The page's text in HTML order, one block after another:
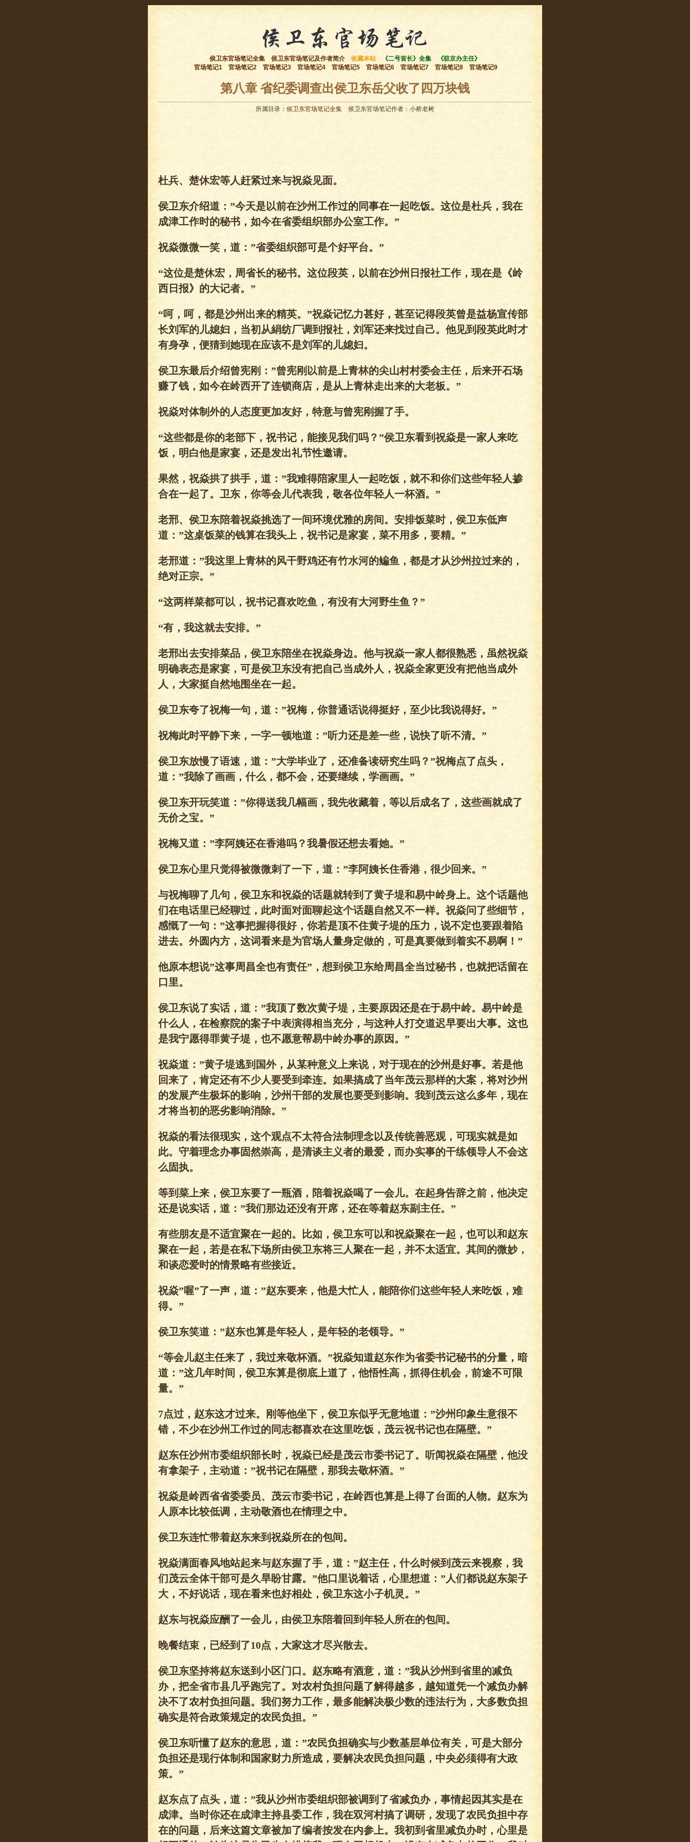
侯卫东官场笔记全集 侯卫东官场笔记及作者简介 收藏本站 《二号首长》全集
《驻京办主任》
官场笔记1
官场笔记2 官场笔记3 官场笔记4 官场笔记5 官场笔记6 官场笔记7 官场笔记8 官场笔记9
第八章 省纪委调查出侯卫东岳父收了四万块钱
所属目录： 侯卫东官场笔记全集 侯卫东官场笔记作者：小桥老树
杜兵、楚休宏等人赶紧过来与祝焱见面。
侯卫东介绍道：”今天是以前在沙州工作过的同事在一起吃饭。这位是杜兵，我在
成津工作时的秘书，如今在省委组织部办公室工作。”
祝焱微微一笑，道：”省委组织部可是个好平台。”
“这位是楚休宏，周省长的秘书。这位段英，以前在沙州日报社工作，现在是《岭
西日报》的大记者。”
“呵，呵，都是沙州出来的精英。”祝焱记忆力甚好，甚至记得段英曾是益杨宣传部
长刘军的儿媳妇，当初从絹纺厂调到报社，刘军还来找过自己。他见到段英此时才
有身孕，便猜到她现在应该不是刘军的儿媳妇。
侯卫东最后介绍曾宪刚：”曾宪刚以前是上青林的尖山村村委会主任，后来开石场
赚了钱，如今在岭西开了连锁商店，是从上青林走出来的大老板。”
祝焱对体制外的人态度更加友好，特意与曾宪刚握了手。
“这些都是你的老部下，祝书记，能接见我们吗？”侯卫东看到祝焱是一家人来吃
饭，明白他是家宴，还是发出礼节性邀请。
果然，祝焱拱了拱手，道：”我难得陪家里人一起吃饭，就不和你们这些年轻人掺
合在一起了。卫东，你等会儿代表我，敬各位年轻人一杯酒。”
老邢、侯卫东陪着祝焱挑选了一间环境优雅的房间。安排饭菜时，侯卫东低声
道：”这桌饭菜的钱算在我头上，祝书记是家宴，菜不用多，要精。”
老邢道：”我这里上青林的风干野鸡还有竹水河的鳊鱼，都是才从沙州拉过来的，
绝对正宗。”
“这两样菜都可以，祝书记喜欢吃鱼，有没有大河野生鱼？”
“有，我这就去安排。”
老邢出去安排菜品，侯卫东陪坐在祝焱身边。他与祝焱一家人都很熟悉，虽然祝焱
明确表态是家宴，可是侯卫东没有把自己当成外人，祝焱全家更没有把他当成外
人，大家挺自然地围坐在一起。
侯卫东夸了祝梅一句，道：”祝梅，你普通话说得挺好，至少比我说得好。”
祝梅此时平静下来，一字一顿地道：”听力还是差一些，说快了听不清。”
侯卫东放慢了语速，道：”大学毕业了，还准备读研究生吗？”祝梅点了点头，
道：”我除了画画，什么，都不会，还要继续，学画画。”
侯卫东开玩笑道：”你得送我几幅画，我先收藏着，等以后成名了，这些画就成了
无价之宝。”
祝梅又道：”李阿姨还在香港吗？我暑假还想去看她。”
侯卫东心里只觉得被微微刺了一下，道：”李阿姨长住香港，很少回来。”
与祝梅聊了几句，侯卫东和祝焱的话题就转到了黄子堤和易中岭身上。这个话题他
们在电话里已经聊过，此时面对面聊起这个话题自然又不一样。祝焱问了些细节，
感慨了一句：”这事把握得很好，你若是顶不住黄子堤的压力，说不定也要跟着陷
进去。外圆内方，这词看来是为官场人量身定做的，可是真要做到着实不易啊！”
他原本想说”这事周昌全也有责任”，想到侯卫东给周昌全当过秘书，也就把话留在
口里。
侯卫东说了实话，道：”我顶了数次黄子堤，主要原因还是在于易中岭。易中岭是
什么人，在检察院的案子中表演得相当充分，与这种人打交道迟早要出大事。这也
是我宁愿得罪黄子堤，也不愿意帮易中岭办事的原因。”
祝焱道：”黄子堤逃到国外，从某种意义上来说，对于现在的沙州是好事。若是他
回来了，肯定还有不少人要受到牵连。如果搞成了当年茂云那样的大案，将对沙州
的发展产生极坏的影响，沙州干部的发展也要受到影响。我到茂云这么多年，现在
才将当初的恶劣影响消除。”
祝焱的看法很现实，这个观点不太符合法制理念以及传统善恶观，可现实就是如
此。守着理念办事固然崇高，是清谈主义者的最爱，而办实事的干练领导人不会这
么固执。
等到菜上来，侯卫东要了一瓶酒，陪着祝焱喝了一会儿。在起身告辞之前，他决定
还是说实话，道：”我们那边还没有开席，还在等着赵东副主任。”
有些朋友是不适宜聚在一起的。比如，侯卫东可以和祝焱聚在一起，也可以和赵东
聚在一起，若是在私下场所由侯卫东将三人聚在一起，并不太适宜。其间的微妙，
和谈恋爱时的情景略有些接近。
祝焱”喔”了一声，道：”赵东要来，他是大忙人，能陪你们这些年轻人来吃饭，难
得。”
侯卫东笑道：”赵东也算是年轻人，是年轻的老领导。”
“等会儿赵主任来了，我过来敬杯酒。”祝焱知道赵东作为省委书记秘书的分量，暗
道：”这几年时间，侯卫东算是彻底上道了，他悟性高，抓得住机会，前途不可限
量。”
7点过，赵东这才过来。刚等他坐下，侯卫东似乎无意地道：”沙州印象生意很不
错，不少在沙州工作过的同志都喜欢在这里吃饭，茂云祝书记也在隔壁。”
赵东任沙州市委组织部长时，祝焱已经是茂云市委书记了。听闻祝焱在隔壁，他没
有拿架子，主动道：”祝书记在隔壁，那我去敬杯酒。”
祝焱是岭西省省委委员、茂云市委书记，在岭西也算是上得了台面的人物。赵东为
人原本比较低调，主动敬酒也在情理之中。
侯卫东连忙带着赵东来到祝焱所在的包间。
祝焱满面春风地站起来与赵东握了手，道：”赵主任，什么时候到茂云来视察，我
们茂云全体干部可是久旱盼甘露。”他口里说着话，心里想道：”人们都说赵东架子
大，不好说话，现在看来也好相处，侯卫东这小子机灵。”
赵东与祝焱应酬了一会儿，由侯卫东陪着回到年轻人所在的包间。
晚餐结束，已经到了10点，大家这才尽兴散去。
侯卫东坚持将赵东送到小区门口。赵东略有酒意，道：”我从沙州到省里的减负
办，把全省市县几乎跑完了。对农村负担问题了解得越多，越知道凭一个减负办解
决不了农村负担问题。我们努力工作，最多能解决极少数的违法行为，大多数负担
确实是符合政策规定的农民负担。”
侯卫东听懂了赵东的意思，道：”农民负担确实与少数基层单位有关，可是大部分
负担还是现行体制和国家财力所造成，要解决农民负担问题，中央必须得有大政
策。”
赵东点了点头，道：”我从沙州市委组织部被调到了省减负办，事情起因其实是在
成津。当时你还在成津主持县委工作，我在双河村搞了调研，发现了农民负担中存
在的问题，后来这篇文章被加了编者按发在内参上。我初到省里减负办时，心里是